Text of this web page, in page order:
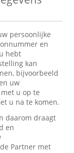
persoonlijke
en
hebt
kan
bijvoorbeeld
uw
u op te
u na te komen.
daarom draagt
en
Partner met